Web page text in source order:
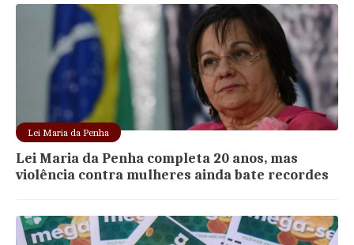
Lei Maria da Penha
Lei Maria da Penha completa 20 anos, mas
violência contra mulheres ainda bate recordes